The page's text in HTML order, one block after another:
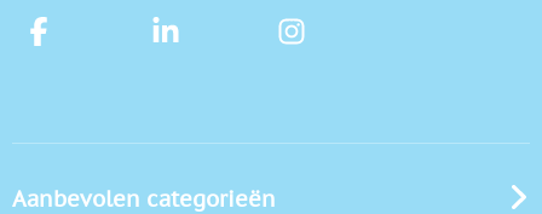
Aanbevolen categorieën